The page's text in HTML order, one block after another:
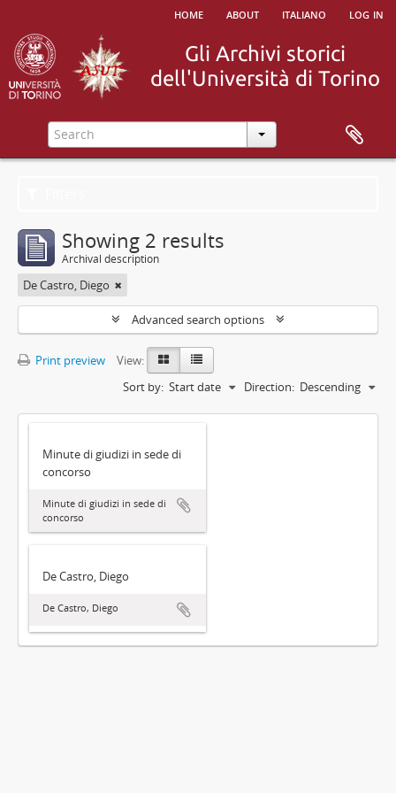
home about italiano log in
Showing 2 results
Archival description
De Castro, Diego
Advanced search options
Print preview
View:
Sort by: Start date Direction: Descending
Minute di giudizi in sede di
concorso
Minute di giudizi in sede di
concorso
De Castro, Diego
De Castro, Diego